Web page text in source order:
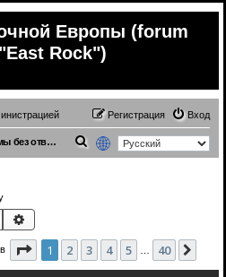
Европы (forum
"East Rock")
Вход
Регистрация
Темы без ответов
Поиск
Страница из 40
1 2 3 4 5 40